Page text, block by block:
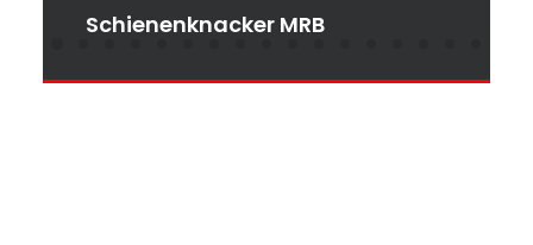
Schienenknacker MRB